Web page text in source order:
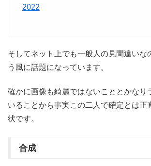
2022
そしてネット上でも一般人の見間違いな
う風に話題になっています。
確かに画像も綺麗ではないこととかなり
いることから事実この二人で確定とは正
状です。
合成